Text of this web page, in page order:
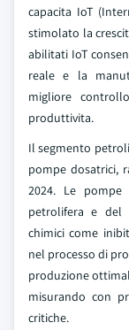
capacita IoT
stimolato la
abilitati IoT
reale e la
migliore
produttivita.
Il segmento
pompe dosatrici,
2024. Le pompe
petrolifera e del
chimici come
nel processo di
produzione
misurando con
critiche.